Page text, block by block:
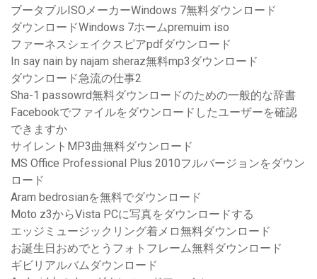
ブータブルISOメーカーWindows 7無料ダウンロード
ダウンロードWindows 7ホームpremuim iso
ファーネスシェイクスピアpdfダウンロード
In say nain by najam sheraz無料mp3ダウンロード
ダウンロード急流の仕事2
Sha-1 passowrd無料ダウンロードのための一般的な辞書
Facebookでファイルをダウンロードしたユーザーを確認
できますか
サイレントMP3曲無料ダウンロード
MS Office Professional Plus 2010フルバージョンをダウン
ロード
Aram bedrosianを無料でダウンロード
Moto z3からVista PCに写真をダウンロードする
エッジミュージックリング着メロ無料ダウンロード
お誕生日おめでとうフォトフレーム無料ダウンロード
ギビリアルバムダウンロード